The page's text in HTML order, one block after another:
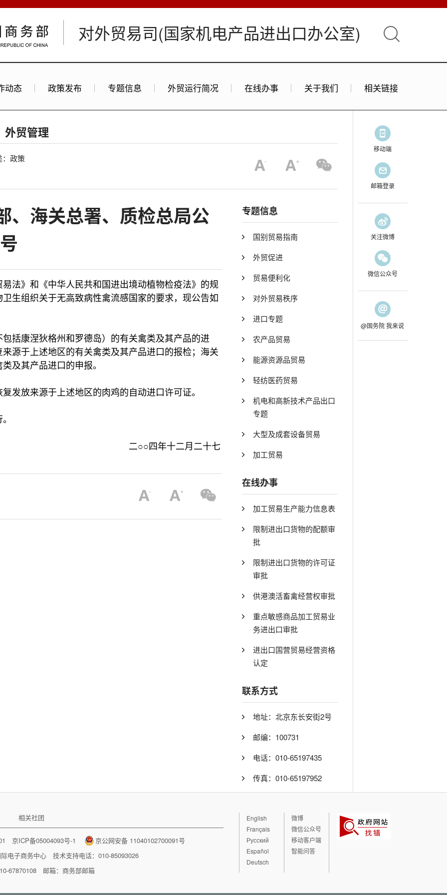
对外贸易司(国家机电产品进出口办公室)
动态 政策发布 专题信息 外贸运行简况 在线办事 关于我们 相关链接
外贸管理
：政策
、海关总署、质检总局公
法》和《中华人民共和国进出境动植物检疫法》的规
生组织关于无高致病性禽流感国家的要求，现公告如
康涅狄格州和罗德岛）的有关禽类及其产品的进
源于上述地区的有关禽类及其产品进口的报检；海关
及其产品进口的申报。
放来源于上述地区的肉鸡的自动进口许可证。
十二月二十七
专题信息
国别贸易指南
外贸促进
贸易便利化
对外贸易秩序
进口专题
农产品贸易
能源资源品贸易
轻纺医药贸易
机电和高新技术产品出口
专题
大型及成套设备贸易
加工贸易
在线办事
加工贸易生产能力信息表
限制进出口货物的配额审
批
限制进出口货物的许可证
审批
供港澳活畜禽经营权审批
重点敏感商品加工贸易业
务进出口审批
进出口国营贸易经营资格
认定
联系方式
地址：北京东长安街2号
邮编：100731
电话：010-65197435
传真：010-65197952
移动端
邮箱登录
关注微博
微信公众号
@国务院 我来说
相关社团
京ICP备05004093号-1
京公网安备 11040102700091号
电子商务中心 技术支持电话：010-85093026
67870108 邮箱：商务部邮箱
English
Français
Русский
Español
Deutsch
微博
微信公众号
移动客户端
智能问答